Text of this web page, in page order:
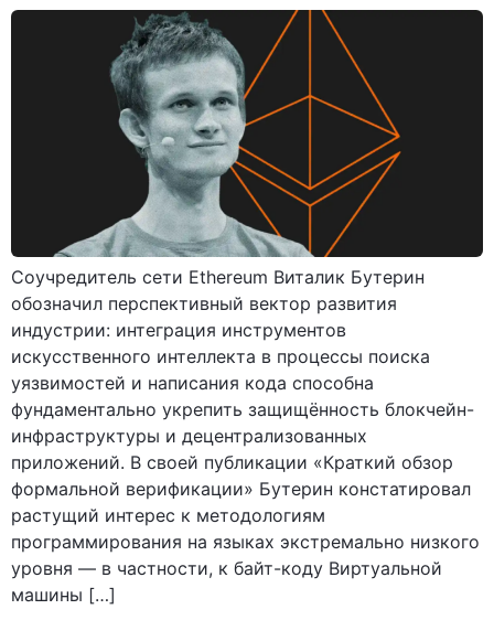
Соучредитель сети Ethereum Виталик Бутерин
обозначил перспективный вектор развития
индустрии: интеграция инструментов
искусственного интеллекта в процессы поиска
уязвимостей и написания кода способна
фундаментально укрепить защищённость блокчейн-
инфраструктуры и децентрализованных
приложений. В своей публикации «Краткий обзор
формальной верификации» Бутерин констатировал
растущий интерес к методологиям
программирования на языках экстремально низкого
уровня — в частности, к байт-коду Виртуальной
машины […]